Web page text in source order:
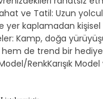
ve Tatil: Uzun
yer kaplamadan
doğa
de trend bir hediye
RenkKarışık